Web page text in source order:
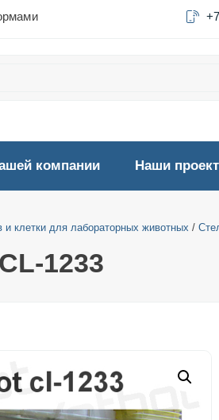
компании Наши
клетки для лабораторных животных /
1233